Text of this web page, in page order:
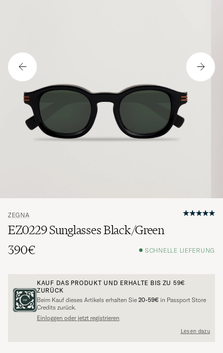
ZEGNA
EZ0229 Sunglasses Black/Green
390€
SCHNELLE LIEFERUNG
KAUF DAS PRODUKT UND ERHALTE BIS ZU 59€
ZURÜCK
Beim Kauf dieses Artikels erhalten Sie 20-59€ in Passport Store
Credits zurück.
Einloggen oder jetzt registrieren
Lesen dazu